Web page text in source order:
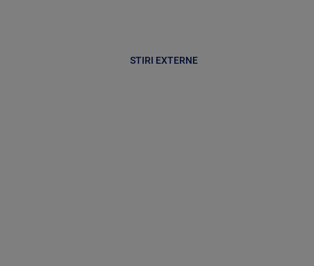
STIRI EXTERNE